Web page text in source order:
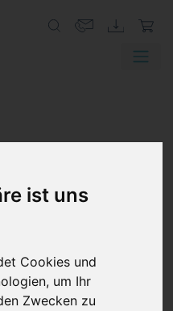
ist uns
Cookies und
um Ihr
Zwecken zu